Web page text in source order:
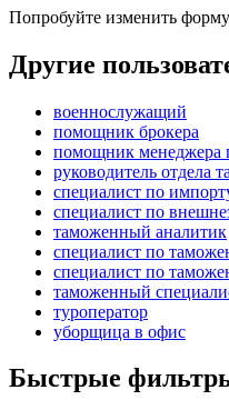
Попробуйте изменить
Другие
военнослужащий
помощник брокера
помощник менеджера
руководитель отдела
специалист по
специалист по
таможенный аналитик
специалист по
специалист по
таможенный
туроператор
уборщица в офис
Быстрые